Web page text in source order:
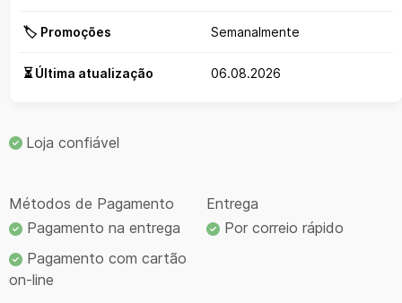
🏷️ Promoções Semanalmente
⏳ Última atualização 06.08.2026
Loja confiável
Métodos de Pagamento
Pagamento na entrega
Pagamento com cartão
on-line
Entrega
Por correio rápido